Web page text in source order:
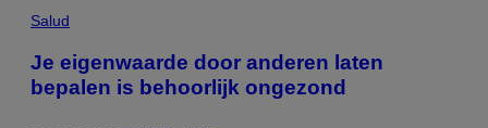
Salud
Je eigenwaarde door anderen laten
bepalen is behoorlijk ongezond